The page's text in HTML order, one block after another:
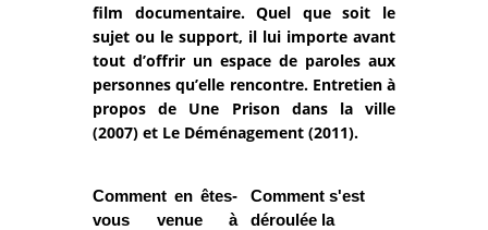
film documentaire. Quel que soit le
sujet ou le support, il lui importe avant
tout d’offrir un espace de paroles aux
personnes qu’elle rencontre. Entretien à
propos de Une Prison dans la ville
(2007) et Le Déménagement (2011).
Comment en êtes-
vous venue à
Comment s'est
déroulée la